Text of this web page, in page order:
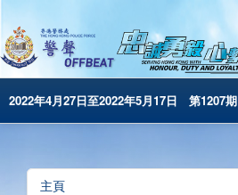
2022年4月27日至2022年5月17日 第1207期
昔日警聲
主頁